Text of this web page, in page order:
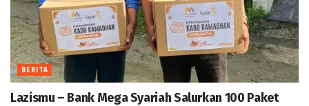
BERITA
Lazismu – Bank Mega Syariah Salurkan 100 Paket